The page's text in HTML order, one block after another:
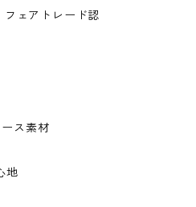
ェアトレード認
ス素材
地